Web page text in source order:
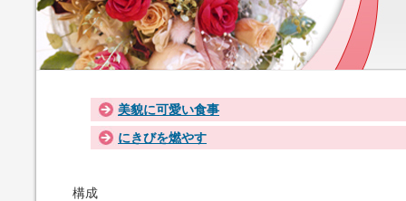
美貌に可愛い食事
にきびを燃やす
構成